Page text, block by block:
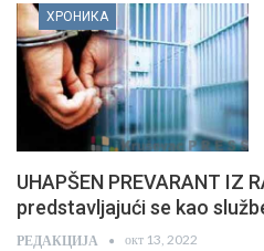
ХРОНИКА
UHAPŠEN PREVARANT IZ
predstavljajući se kao
РЕДАКЦИЈА окт 13, 2022